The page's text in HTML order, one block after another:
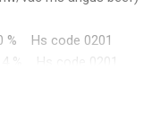
% Hs code 0201
% Hs code 0201